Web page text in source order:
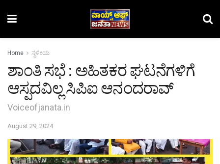
Home ಸ್ಥಳೀಯ
ಶಾಂತಿ ಸಭೆ : ಅಹಿತಕರ ಘಟನೆಗಳಿಗೆ
ಆಸ್ಪದವಿಲ್ಲ ಸಿಪಿಐ ಆನಂದರಾವ್
Voiceofjanata.in
August 29, 2024